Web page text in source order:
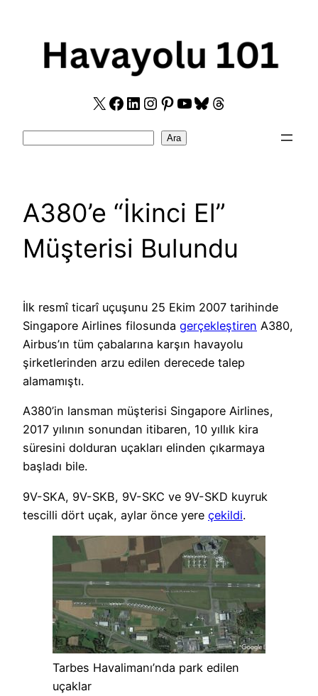
X Facebook
LinkedIn
Instagram
Pinterest
YouTube
Bluesky
Threads
Ara
A380’e “İkinci El”
Müşterisi Bulundu
İlk resmî ticarî uçuşunu 25 Ekim 2007 tarihinde
Singapore Airlines filosunda gerçekleştiren A380,
Airbus’ın tüm çabalarına karşın havayolu
şirketlerinden arzu edilen derecede talep
alamamıştı.
A380’in lansman müşterisi Singapore Airlines,
2017 yılının sonundan itibaren, 10 yıllık kira
süresini dolduran uçakları elinden çıkarmaya
başladı bile.
9V-SKA, 9V-SKB, 9V-SKC ve 9V-SKD kuyruk
tescilli dört uçak, aylar önce yere çekildi.
Tarbes Havalimanı’nda park edilen
uçaklar